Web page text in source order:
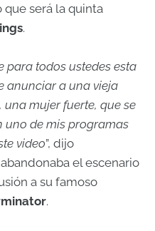
será la quinta
.
para todos ustedes esta
anunciar a una vieja
mujer fuerte, que se
uno de mis programas
video”, dijo
el escenario
a su famoso
.